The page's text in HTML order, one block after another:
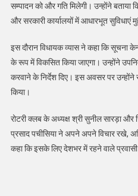
सम्पादन को और गति मिलेगी। उन्होंने
और सरकारी कार्यालयों में आधारभूत सुविधाएं
इस दौरान विधायक व्यास ने कहा कि सूचना
के रूप में विकसित किया जाएगा। उन्होंने
करवाने के निर्देश दिए। इस अवसर पर उन्होंने
किया।
रोटरी क्लब के अध्यक्ष श्री सुनील सारड़ा और
प्रसाद पचीसिया ने अपने अपने विचार रखे,
कहा कि इसके लिए देशभर में रहने वाले प्रवासी